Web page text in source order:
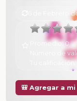
6 de Febrero de
Promedio:0
Número de
Tu calificación:
🎒 Agregar a